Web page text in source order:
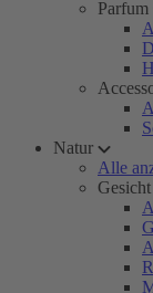
Parfum
Natur
Alle
Gesicht